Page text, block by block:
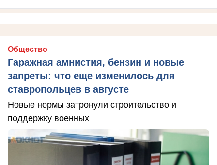
Общество
Гаражная амнистия, бензин и новые
запреты: что еще изменилось для
ставропольцев в августе
Новые нормы затронули строительство и
поддержку военных